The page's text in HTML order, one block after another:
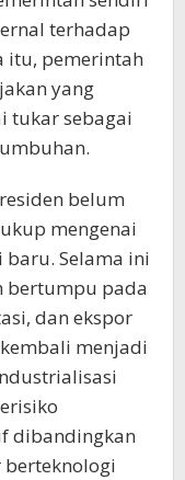
terhadap
itu, pemerintah
yang
tukar sebagai
belum
mengenai
Selama ini
bertumpu pada
dan ekspor
menjadi
dibandingkan